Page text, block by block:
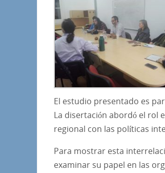
El estudio presentado es
La disertación abordó el rol
regional con las políticas
Para mostrar esta
examinar su papel en las